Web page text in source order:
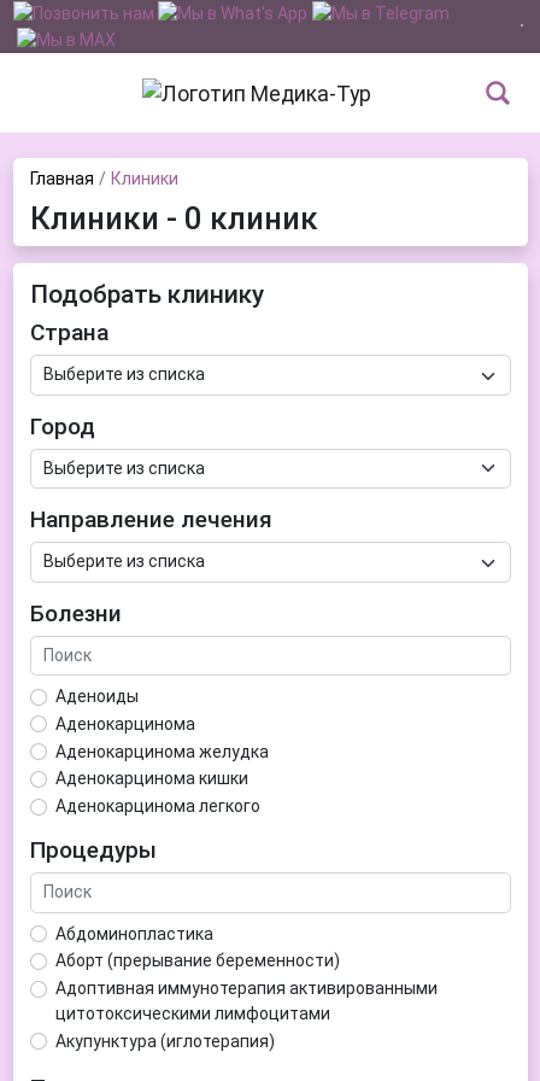
Главная Клиники
Клиники - 0 клиник
Подобрать клинику
Страна
Город
Направление лечения
Болезни
Аденоиды
Аденокарцинома
Аденокарцинома желудка
Аденокарцинома кишки
Аденокарцинома легкого
Аденома гипофиза
Аденома простаты
Аденома щитовидной железы
Аденомиоз
Адентия
Азооспермия
Акне (угри)
Алкоголизм
Процедуры
Абдоминопластика
Аборт (прерывание беременности)
Адоптивная иммунотерапия активированными
цитотоксическими лимфоцитами
Акупунктура (иглотерапия)